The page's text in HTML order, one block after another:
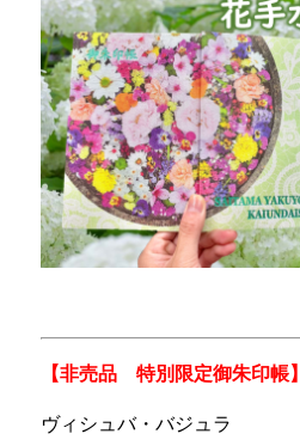
【非売品 特別限定御朱印帳】
ヴィシュバ・バジュラ